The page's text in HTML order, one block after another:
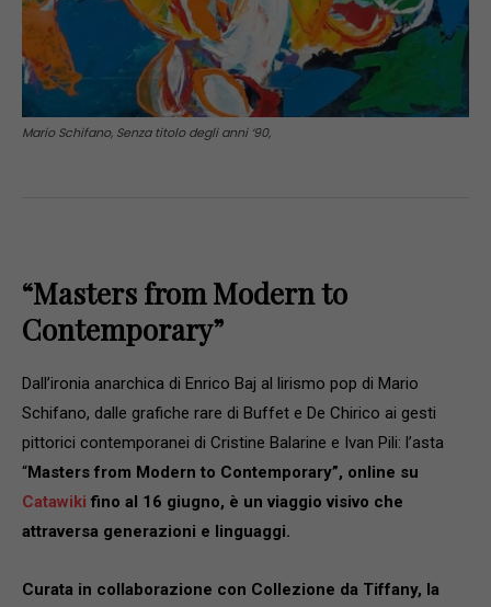
Mario Schifano, Senza titolo degli anni ‘90,
“Masters from Modern to
Contemporary”
Dall’ironia anarchica di Enrico Baj al lirismo pop di Mario
Schifano, dalle grafiche rare di Buffet e De Chirico ai gesti
pittorici contemporanei di Cristine Balarine e Ivan Pili: l’asta
“Masters from Modern to Contemporary”, online su
Catawiki fino al 16 giugno, è un viaggio visivo che
attraversa generazioni e linguaggi.
Curata in collaborazione con Collezione da Tiffany, la